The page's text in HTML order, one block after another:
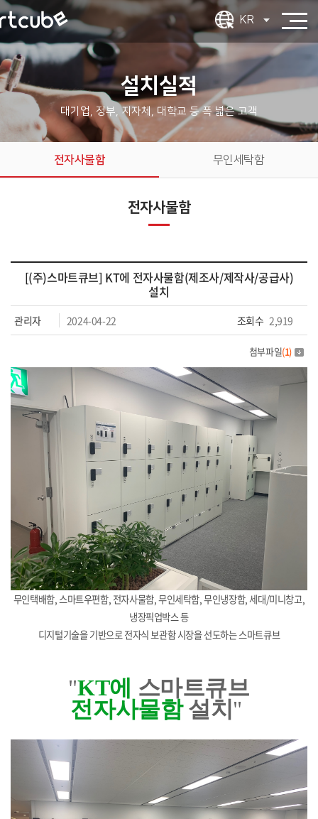
KR
설치실적
대기업, 정부, 지자체, 대학교 등 폭 넓은 고객
전자사물함 무인세탁함
전자사물함
[(주)스마트큐브] KT에 전자사물함(제조사/제작사/공급사)
설치
관리자 2024-04-22 조회수 2,919
첨부파일(1)
무인택배함, 스마트우편함, 전자사물함, 무인세탁함, 무인냉장함, 세대/미니창고,
냉장픽업박스 등
디지털기술을 기반으로 전자식 보관함 시장을 선도하는 스마트큐브
"KT에 스마트큐브
전자사물함설치 "